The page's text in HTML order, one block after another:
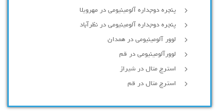
پنجره دوجداره آلومینیومی در مهرویلا
پنجره دوجداره آلومینیومی در نظرآباد
لوور آلومینیومی در همدان
لوورآلومینیومی در قم
استرچ متال در شیراز
استرچ متال در قم